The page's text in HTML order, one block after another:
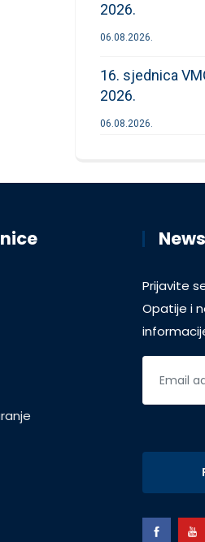
2026.
06.08.2026.
16. sjednica
2026.
06.08.2026.
Prijavite
Opatije i